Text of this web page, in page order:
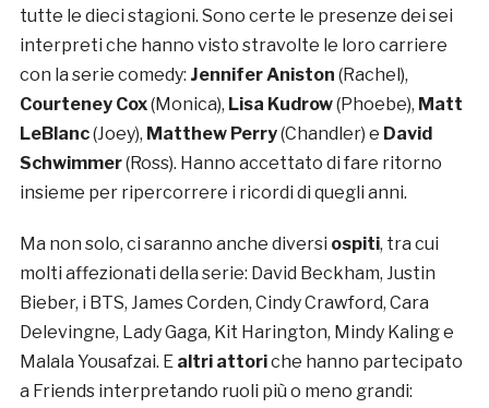
tutte le dieci stagioni. Sono certe le presenze dei sei
interpreti che hanno visto stravolte le loro carriere
con la serie comedy: Jennifer Aniston (Rachel),
Courteney Cox(Monica), Lisa Kudrow(Phoebe), Matt
LeBlanc(Joey), Matthew Perry(Chandler) e David
Schwimmer(Ross). Hanno accettato di fare ritorno
insieme per ripercorrere i ricordi di quegli anni.
Ma non solo, ci saranno anche diversi ospiti, tra cui
molti affezionati della serie: David Beckham, Justin
Bieber, i BTS, James Corden, Cindy Crawford, Cara
Delevingne, Lady Gaga, Kit Harington, Mindy Kaling e
Malala Yousafzai. E altri attoriche hanno partecipato
a Friends interpretando ruoli più o meno grandi: